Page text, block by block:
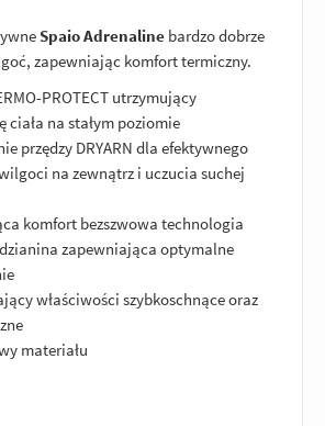
Spaio Adrenaline bardzo dobrze
zapewniając komfort termiczny.
PROTECT utrzymujący
ciała na stałym poziomie
przędzy DRYARN dla efektywnego
na zewnątrz i uczucia suchej
komfort bezszwowa technologia
zapewniająca optymalne
właściwości szybkoschnące oraz
materiału